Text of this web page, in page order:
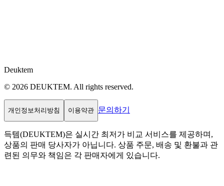
Deuktem
© 2026 DEUKTEM. All rights reserved.
개인정보처리방침 이용약관 문의하기
득템(DEUKTEM)은 실시간 최저가 비교 서비스를 제공하며,
상품의 판매 당사자가 아닙니다. 상품 주문, 배송 및 환불과 관
련된 의무와 책임은 각 판매자에게 있습니다.